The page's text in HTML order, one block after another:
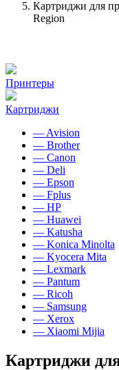
Картриджи для
Region
Принтеры
Картриджи
— Avision
— Brother
— Canon
— Deli
— Epson
— Fplus
— HP
— Huawei
— Katusha
— Konica Minolta
— Kyocera Mita
— Lexmark
— Pantum
— Ricoh
— Samsung
— Xerox
— Xiaomi Mijia
Картриджи